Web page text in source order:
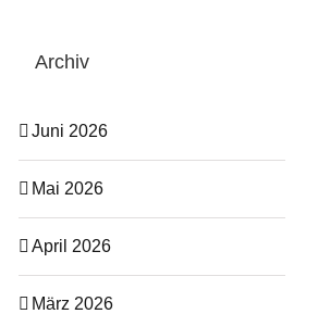
Archiv
Juni 2026
Mai 2026
April 2026
März 2026